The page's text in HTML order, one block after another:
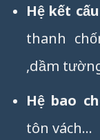
Hệ kết
thanh
,dầm
Hệ bao
tôn vách…